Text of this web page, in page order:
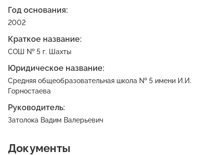
Год основания:
2002
Краткое название:
СОШ № 5 г. Шахты
Юридическое название:
Средняя общеобразовательная школа № 5 имени И.И.
Горностаева
Руководитель:
Затолока Вадим Валерьевич
Документы